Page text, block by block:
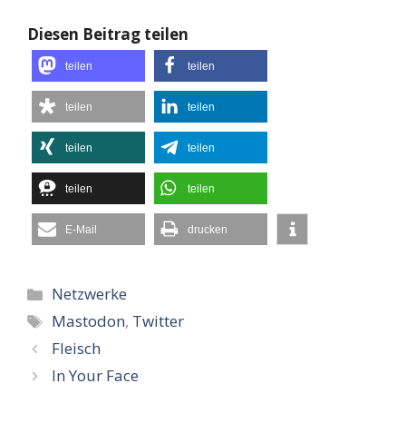
Diesen Beitrag teilen
teilen teilen
teilen teilen
teilen teilen
teilen teilen
E-Mail drucken
Kategorien
Netzwerke
Schlagwörter
Mastodon, Twitter
Fleisch
In Your Face